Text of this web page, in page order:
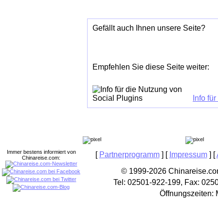
Gefällt auch Ihnen unsere Seite?
Empfehlen Sie diese Seite weiter:
Info
[ Partnerprogramm] [ Impressum] [
© 1999-2026
Tel: 02501-922-199, Fax:
Öffnungszeiten:
Immer bestens informiert von
Chinareise.com: